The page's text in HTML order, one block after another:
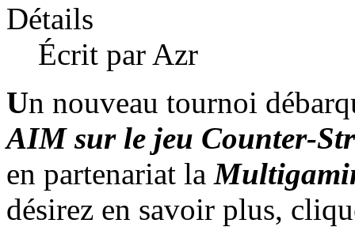
Détails
Écrit par Azr
Un nouveau tournoi
AIM sur le jeu Counter-
en partenariat la
désirez en savoir plus,